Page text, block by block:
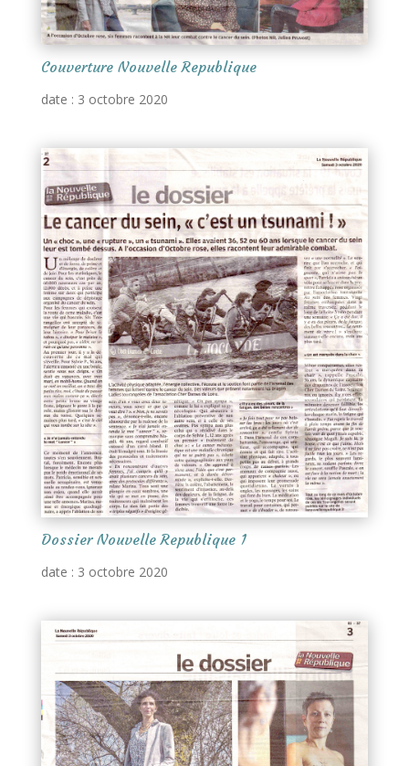
Couverture Nouvelle Republique
date : 3 octobre 2020
Dossier Nouvelle Republique 1
date : 3 octobre 2020